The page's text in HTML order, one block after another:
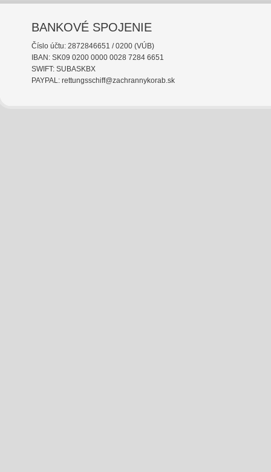
BANKOVÉ SPOJENIE
Číslo účtu: 2872846651 / 0200 (VÚB)
IBAN: SK09 0200 0000 0028 7284 6651
SWIFT: SUBASKBX
PAYPAL: rettungsschiff@zachrannykorab.sk